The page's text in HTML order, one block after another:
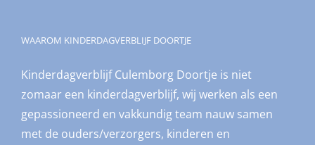
WAAROM KINDERDAGVERBLIJF DOORTJE
Kinderdagverblijf Culemborg Doortje is niet
zomaar een kinderdagverblijf, wij werken als een
gepassioneerd en vakkundig team nauw samen
met de ouders/verzorgers, kinderen en